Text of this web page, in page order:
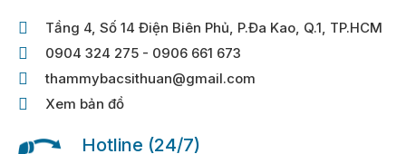
Tầng 4, Số 14 Điện Biên Phủ, P.Đa Kao, Q.1, TP.HCM
0904 324 275 - 0906 661 673
thammybacsithuan@gmail.com
Xem bản đồ
Hotline (24/7)